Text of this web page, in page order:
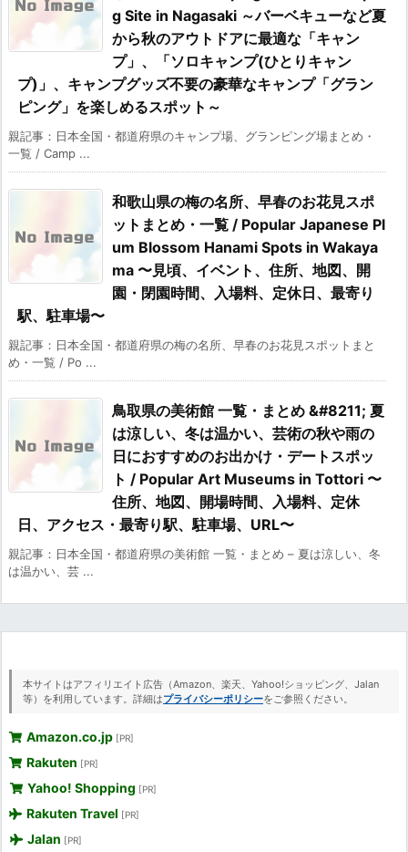
g Site in Nagasaki ～バーベキューなど夏
から秋のアウトドアに最適な「キャン
プ」、「ソロキャンプ(ひとりキャン
プ)」、キャンプグッズ不要の豪華なキャンプ「グラン
ピング」を楽しめるスポット～
親記事：日本全国・都道府県のキャンプ場、グランピング場まとめ・
一覧 / Camp ...
和歌山県の梅の名所、早春のお花見スポ
ットまとめ・一覧 / Popular Japanese Pl
um Blossom Hanami Spots in Wakaya
ma 〜見頃、イベント、住所、地図、開
園・閉園時間、入場料、定休日、最寄り
駅、駐車場〜
親記事：日本全国・都道府県の梅の名所、早春のお花見スポットまと
め・一覧 / Po ...
鳥取県の美術館 一覧・まとめ &#8211; 夏
は涼しい、冬は温かい、芸術の秋や雨の
日におすすめのお出かけ・デートスポッ
ト / Popular Art Museums in Tottori 〜
住所、地図、開場時間、入場料、定休
日、アクセス・最寄り駅、駐車場、URL〜
親記事：日本全国・都道府県の美術館 一覧・まとめ – 夏は涼しい、冬
は温かい、芸 ...
本サイトはアフィリエイト広告（Amazon、楽天、Yahoo!ショッピング、Jalan
等）を利用しています。詳細はプライバシーポリシーをご参照ください。
Amazon.co.jp [PR]
Rakuten [PR]
Yahoo! Shopping [PR]
Rakuten Travel [PR]
Jalan [PR]